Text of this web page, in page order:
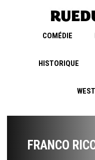
COMÉDIE
HISTORIQUE
FRANCO